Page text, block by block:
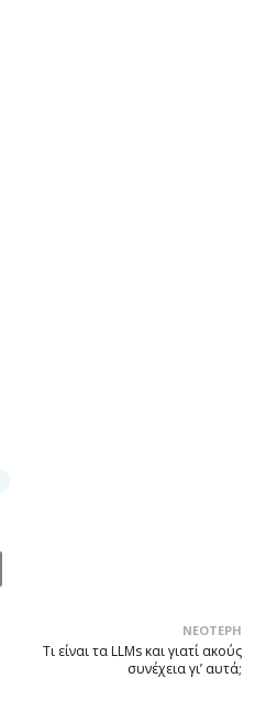
ΝΕΌΤΕΡΗ
Τι είναι τα LLMs και γιατί ακούς
συνέχεια γι’ αυτά;